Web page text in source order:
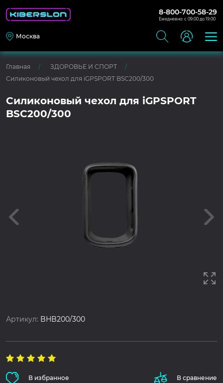
8-800-700-58-29
Ежедневно: с 09:00 до 19:00
Москва
Главная
ЗДОРОВЬЕ И СПОРТ
Силиконовый чехол для iGPSPORT BSC200/300
Силиконовый чехол для iGPSPORT
BSC200/300
Артикул: BHB200/300
В избранное В сравнение